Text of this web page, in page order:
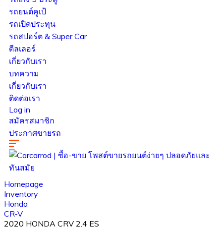
รถยนต์คูเป้
รถเปิดประทุน
รถสปอร์ต & Super Car
ดีลเลอร์
เกี่ยวกับเรา
บทความ
เกี่ยวกับเรา
ติดต่อเรา
Log in
สมัครสมาชิก
ประกาศขายรถ
Homepage
Inventory
Honda
CR‑V
2020 HONDA CRV 2.4 ES